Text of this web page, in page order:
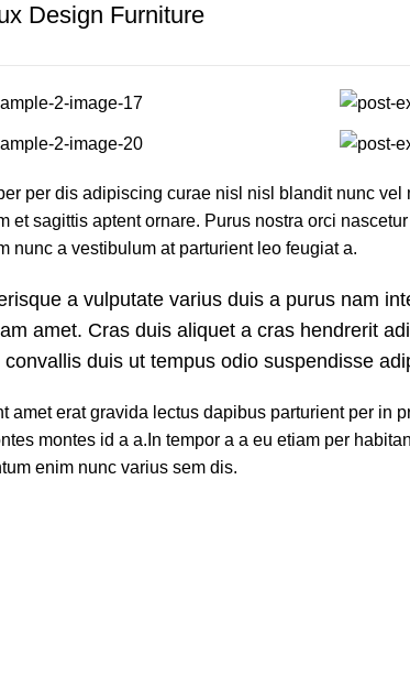
Design Furniture
per dis adipiscing curae nisl nisl blandit nunc
et sagittis aptent ornare. Purus nostra orci
nunc a vestibulum at parturient leo feugiat a.
a vulputate varius duis a purus nam
amet. Cras duis aliquet a cras hendrerit
convallis duis ut tempus odio suspendisse
amet erat gravida lectus dapibus parturient per in
montes id a a.In tempor a a eu etiam per
enim nunc varius sem dis.